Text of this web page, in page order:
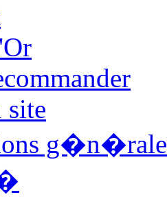
site